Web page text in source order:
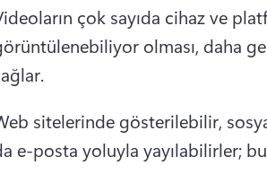
çok sayıda cihaz ve
olması, daha
sitelerinde gösterilebilir,
e-posta yoluyla yayılabilirler; bu